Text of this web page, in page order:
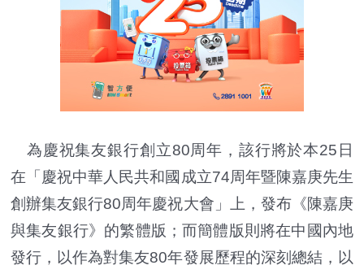
為慶祝集友銀行創立80周年，該行將於本25日
在「慶祝中華人民共和國成立74周年暨陳嘉庚先生
創辦集友銀行80周年慶祝大會」上，發布《陳嘉庚
與集友銀行》的繁體版；而簡體版則將在中國內地
發行，以作為對集友80年發展歷程的深刻總結，以